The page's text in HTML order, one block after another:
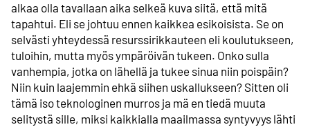
alkaa olla tavallaan aika selkeä kuva siitä, että mitä
tapahtui. Eli se johtuu ennen kaikkea esikoisista. Se on
selvästi yhteydessä resurssirikkauteen eli koulutukseen,
tuloihin, mutta myös ympäröivän tukeen. Onko sulla
vanhempia, jotka on lähellä ja tukee sinua niin poispäin?
Niin kuin laajemmin ehkä siihen uskallukseen? Sitten oli
tämä iso teknologinen murros ja mä en tiedä muuta
selitystä sille, miksi kaikkialla maailmassa syntyvyys lähti